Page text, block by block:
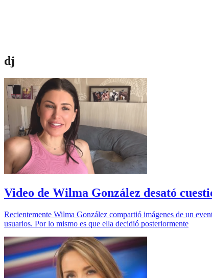
dj
Video de Wilma González desató
Recientemente Wilma González compartió imágenes de un
usuarios. Por lo mismo es que ella decidió posteriormente